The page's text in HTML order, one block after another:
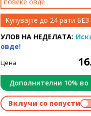
Купувајте до 24 рати
УЛОВ НА НЕДЕЛАТА:
овде!
Цена
Дополнителни 10%
Вклучи со попусти